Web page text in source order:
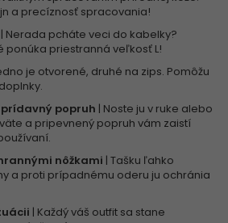
a precíznosť spracovania!
| Nerada pcháte veci do kabelky?
ponúka priestranná veľkosť L!
je otvorené, druhé na zips. Pomôžu
popruh | Noste ju v ruke alebo
a pripevnený popruh vám zaistí
nôžkami | Tašku ľahko
a proti prípadnému oderu ju ochránia
| Každý váš outfit sa stane